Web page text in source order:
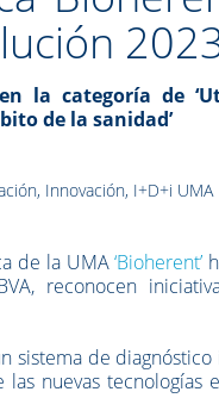
la categoría de
de la sanidad’
Innovación, I+D+i UMA
de la UMA‘Bioherent’
reconocen
sistema de
nuevas